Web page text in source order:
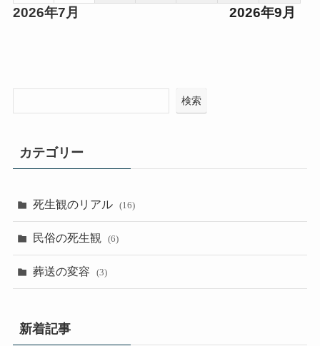
2026年7月 2026年9月
検索
カテゴリー
死生観のリアル (16)
民俗の死生観 (6)
葬送の変容 (3)
新着記事